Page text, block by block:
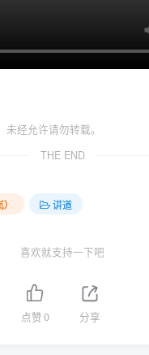
经允许请勿转载。
THE END
讲道
喜欢就支持一下吧
点赞0 分享